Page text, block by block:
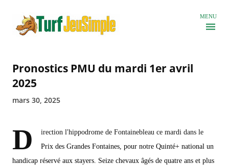
MENU
Pronostics PMU du mardi 1er avril
2025
mars 30, 2025
D
irection l'hippodrome de Fontainebleau ce mardi dans le
Prix des Grandes Fontaines, pour notre Quinté+ national un
handicap réservé aux stayers. Seize chevaux âgés de quatre ans et plus